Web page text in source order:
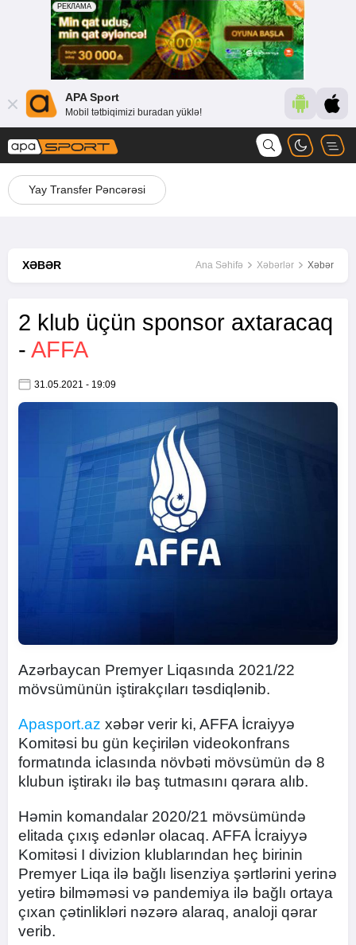
APA Sport
Mobil tətbiqimizi buradan yüklə!
Yay Transfer Pəncərəsi
XƏBƏR Ana Səhifə Xəbərlər Xəbər
2 klub üçün sponsor axtaracaq
- AFFA
31.05.2021 - 19:09
Azərbaycan Premyer Liqasında 2021/22
mövsümünün iştirakçıları təsdiqlənib.
Apasport.az xəbər verir ki, AFFA İcraiyyə
Komitəsi bu gün keçirilən videokonfrans
formatında iclasında növbəti mövsümün də 8
klubun iştirakı ilə baş tutmasını qərara alıb.
Həmin komandalar 2020/21 mövsümündə
elitada çıxış edənlər olacaq. AFFA İcraiyyə
Komitəsi I divizion klublarından heç birinin
Premyer Liqa ilə bağlı lisenziya şərtlərini yerinə
yetirə bilməməsi və pandemiya ilə bağlı ortaya
çıxan çətinlikləri nəzərə alaraq, analoji qərar
verib.